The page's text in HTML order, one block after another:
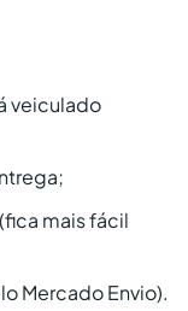
veiculado
mais fácil
Mercado Envio).